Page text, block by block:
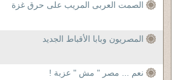
الصمت العربى المريب على حرق غزة
المصريون وبابا الأقباط الجديد
نعم ... مصر " مش " عزبة !